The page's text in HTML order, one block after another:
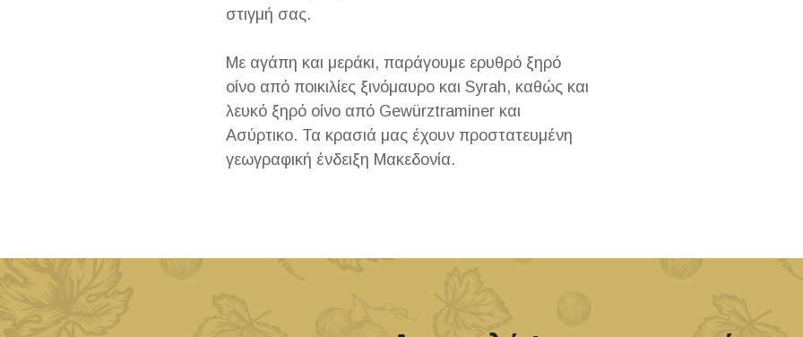
στιγμή σας.
Με αγάπη και μεράκι, παράγουμε ερυθρό ξηρό
οίνο από ποικιλίες ξινόμαυρο και Syrah, καθώς και
λευκό ξηρό οίνο από Gewürztraminer και
Ασύρτικο. Τα κρασιά μας έχουν προστατευμένη
γεωγραφική ένδειξη Μακεδονία.